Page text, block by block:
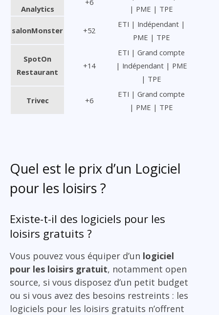
Analytics
+6
| PME | TPE
salonMonster +52
ETI | Indépendant |
PME | TPE
SpotOn
Restaurant
+14
ETI | Grand compte
| Indépendant | PME
| TPE
Trivec +6
ETI | Grand compte
| PME | TPE
Quel est le prix d’un Logiciel
pour les loisirs ?
Existe-t-il des logiciels pour les
loisirs gratuits ?
Vous pouvez vous équiper d’un logiciel
pour les loisirs gratuit, notamment open
source, si vous disposez d’un petit budget
ou si vous avez des besoins restreints : les
logiciels pour les loisirs gratuits n’offrent